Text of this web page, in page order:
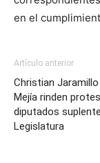
en el
Artículo anterior
Christian
Mejía rinden
diputados
Legislatura